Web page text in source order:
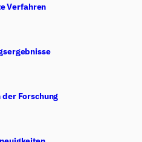
Verfahren
Forschung